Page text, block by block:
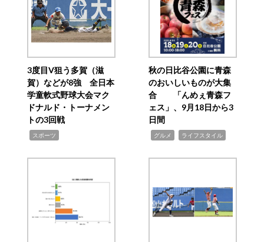
3度目V狙う多賀（滋
賀）などが8強 全日本
学童軟式野球大会マク
ドナルド・トーナメン
トの3回戦
スポーツ
秋の日比谷公園に青森
のおいしいものが大集
合 「んめぇ青森フ
ェス」、9月18日から3
日間
グルメ ライフスタイル